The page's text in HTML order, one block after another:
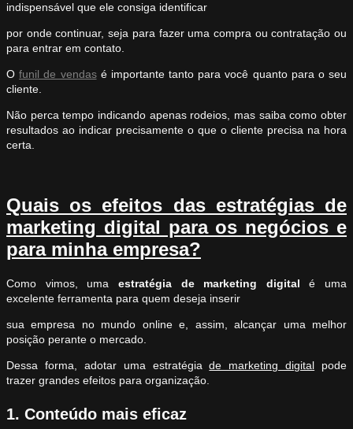
indispensável que ele consiga identificar
por onde continuar, seja para fazer uma compra ou contratação ou
para entrar em contato.
Ofunil de vendasé importante tanto para você quanto para o seu
cliente.
Não perca tempo indicando apenas rodeios, mas saiba como obter
resultados ao indicar precisamente o que o cliente precisa na hora
certa.
Quais os efeitos das estratégias de
marketing digital para os negócios e
para minha empresa?
Como vimos, uma estratégia de marketing digital é uma
excelente ferramenta para quem deseja inserir
sua empresa no mundo online e, assim, alcançar uma melhor
posição perante o mercado.
Dessa forma, adotar uma estratégiade marketing digital pode
trazer grandes efeitos para organização.
1. Conteúdo mais eficaz